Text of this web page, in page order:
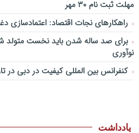
مهلت ثبت نام ۳۰ مهر
راهکارهای نجات اقتصاد:
برای صد ساله شدن باید نخست متولد
نوآوری
کنفرانس بین المللی کیفیت در دبی در تاریخ۲۳و۲۴ آبان ۹۷ با
یادداشت